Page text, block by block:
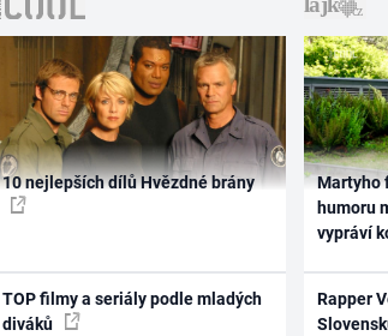
10 nejlepších dílů Hvězdné brány
TOP filmy a seriály podle mladých
diváků
Martyho
humoru
vypráví
Rapper